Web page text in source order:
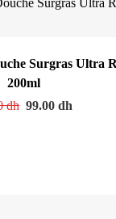
Surgras Ultra
200ml
dh 99.00dh